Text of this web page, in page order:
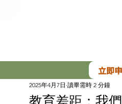
教育差距：我
2025年4月7日 讀畢需時 2 分鐘
立即